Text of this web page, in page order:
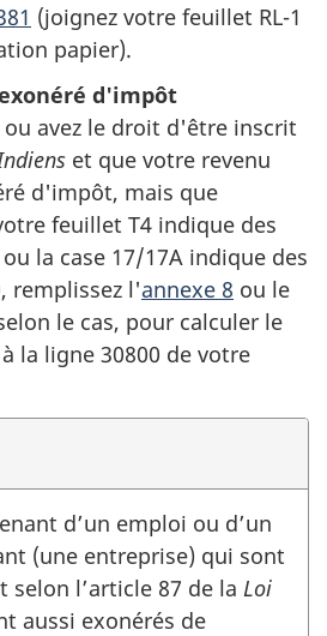
(joignez votre feuillet RL-1
papier).
d'impôt
avez le droit d'être inscrit
et que votre revenu
d'impôt, mais que
feuillet T4 indique des
la case 17/17A indique des
remplissez l'annexe 8 ou le
le cas, pour calculer le
la ligne 30800 de votre
d’un emploi ou d’un
(une entreprise) qui sont
selon l’article 87 de la Loi
aussi exonérés de